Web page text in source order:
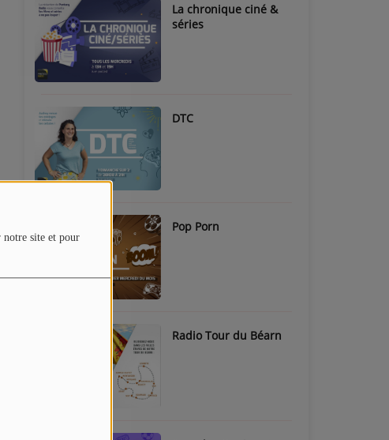
notre site et pour
La chronique ciné &
séries
DTC
Pop Porn
Radio Tour du Béarn